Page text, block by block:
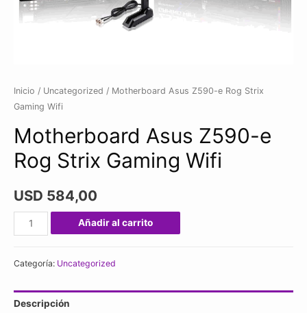
Inicio / Uncategorized / Motherboard Asus Z590-e Rog Strix
Gaming Wifi
Motherboard Asus Z590-e
Rog Strix Gaming Wifi
USD 584,00
Motherboard
Asus
Strix
Añadir al carrito
Categoría: Uncategorized
Descripción